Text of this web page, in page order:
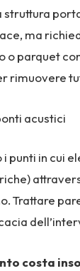
struttura
ma
o parquet
rimuovere
acustici
i punti in cui
Trattare
costa